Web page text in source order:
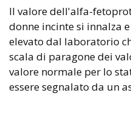
Il valore dell'alfa-fetoproteina nel sangue delle
donne incinte si innalza
elevato dal laboratorio
scala di paragone dei
valore normale per lo
essere segnalato da un